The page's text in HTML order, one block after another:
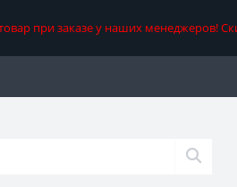
при заказе у наших менеджеров!